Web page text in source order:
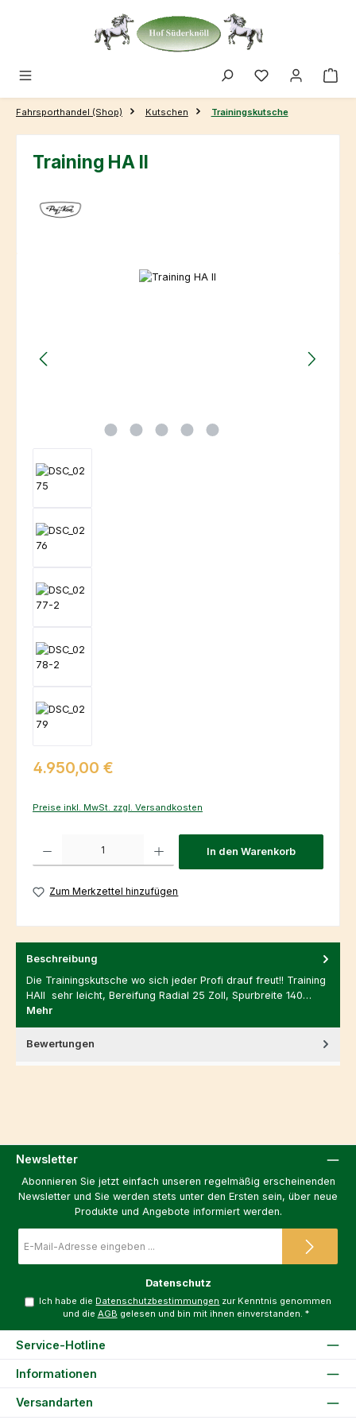
Zum Hauptinhalt springen
Fahrsporthandel (Shop) Kutschen Trainingskutsche
Training HA II
Bildergalerie überspringen
Regulärer Preis:
4.950,00 €
Preise inkl. MwSt. zzgl. Versandkosten
In den Warenkorb
Zum Merkzettel hinzufügen
Beschreibung
Die Trainingskutsche wo sich jeder Profi drauf freut!! Training
HAII sehr leicht, Bereifung Radial 25 Zoll, Spurbreite 140…
Mehr
Bewertungen
Newsletter
Abonnieren Sie jetzt einfach unseren regelmäßig erscheinenden
Newsletter und Sie werden stets unter den Ersten sein, über neue
Produkte und Angebote informiert werden.
Mail-
Adresse
Datenschutz
Ich habe die Datenschutzbestimmungen zur Kenntnis genommen
und die AGB gelesen und bin mit ihnen einverstanden. *
Service-Hotline
Informationen
Versandarten